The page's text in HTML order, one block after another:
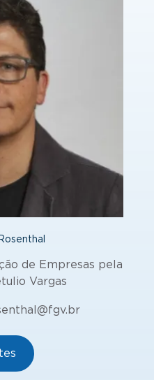
de Empresas pela
Vargas